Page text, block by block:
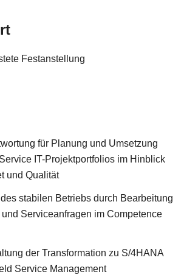
Festanstellung
für Planung und Umsetzung
IT-Projektportfolios im Hinblick
und Qualität
stabilen Betriebs durch Bearbeitung
Serviceanfragen im Competence
der Transformation zu S/4HANA
Service Management